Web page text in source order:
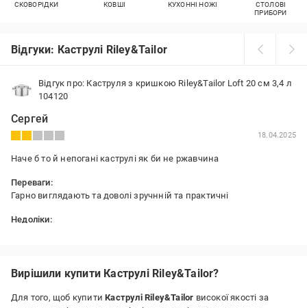
СКОВОРІДКИ КОВШІ КУХОННІ НОЖІ
СТОЛОВІ
ПРИБОРИ
Відгуки: Каструлі Riley&Tailor
Відгук про: Каструля з кришкою Riley&Tailor Loft 20 см 3,4 л
104120
Сергей
18.04.2025
Наче б то й непогані каструлі як би не ржавчина
Переваги:
Гарно виглядають та доволі зручнній та практичні
Недоліки:
Вирішили купити Каструлі Riley&Tailor?
Для того, щоб купитиКаструлі Riley&Tailor високої якості за